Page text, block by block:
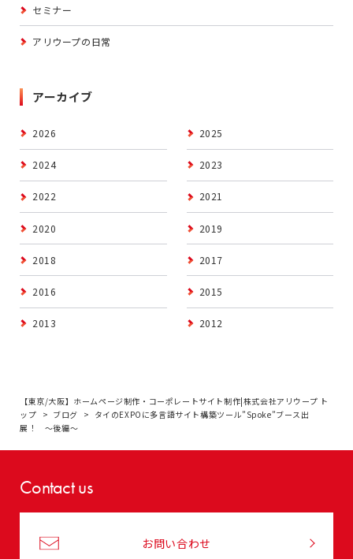
セミナー
アリウープの日常
アーカイブ
2026 2025
2024 2023
2022 2021
2020 2019
2018 2017
2016 2015
2013 2012
【東京/大阪】ホームページ制作・コーポレートサイト制作|株式会社アリウープ ト
ップ
ブログ
タイのEXPOに多言語サイト構築ツール”Spoke”ブース出
展！ 〜後編〜
Contact us
お問い合わせ